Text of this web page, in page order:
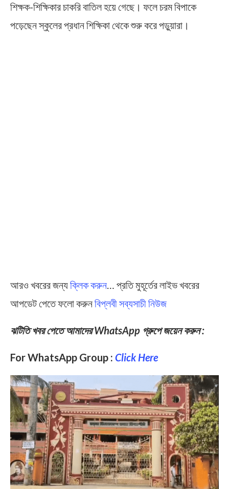
শিক্ষক-শিক্ষিকার চাকরি বাতিল হয়ে গেছে। ফলে চরম বিপাকে
পড়েছেন স্কুলের প্রধান শিক্ষিকা থেকে শুরু করে পড়ুয়ারা।
আরও খবরের জন্যক্লিক করুন… প্রতি মুহূর্তের লাইভ খবরের
আপডেট পেতে ফলো করুনবিপ্লবী সব্যসাচী নিউজ
ঝটিতি খবর পেতে আমাদের WhatsApp গ্রুপে জয়েন করুন :
For WhatsApp Group : Click Here